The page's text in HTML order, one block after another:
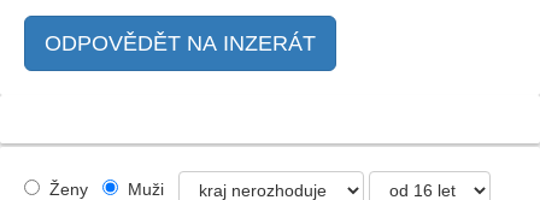
ODPOVĚDĚT NA INZERÁT
Ženy Muži